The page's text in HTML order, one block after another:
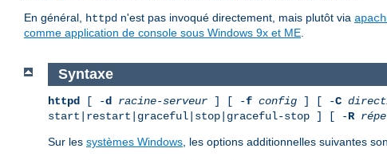
En général, httpd n'est pas invoqué directement, mais plutôt via
comme application de console sous Windows 9x et ME.
Syntaxe
httpd [ -d racine-serveur ] [ -f config ] [ -C
start|restart|graceful|stop|graceful-stop ] [ -R
Sur les systèmes Windows , les options additionnelles suivantes